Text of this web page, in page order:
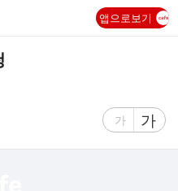
앱으로보기
글
가
글
자
가